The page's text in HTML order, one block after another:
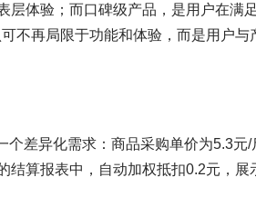
层体验；而口碑级产品，是用户在满
不再局限于功能和体验，而是用户与
差异化需求：商品采购单价为5.3元
算报表中，自动加权抵扣0.2元，展